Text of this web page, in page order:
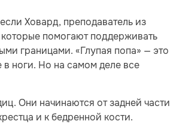
Ховард, преподаватель из
помогают поддерживать
границами. «Глупая попа» — это
в ноги. Но на самом деле все
Они начинаются от задней части
и к бедренной кости.